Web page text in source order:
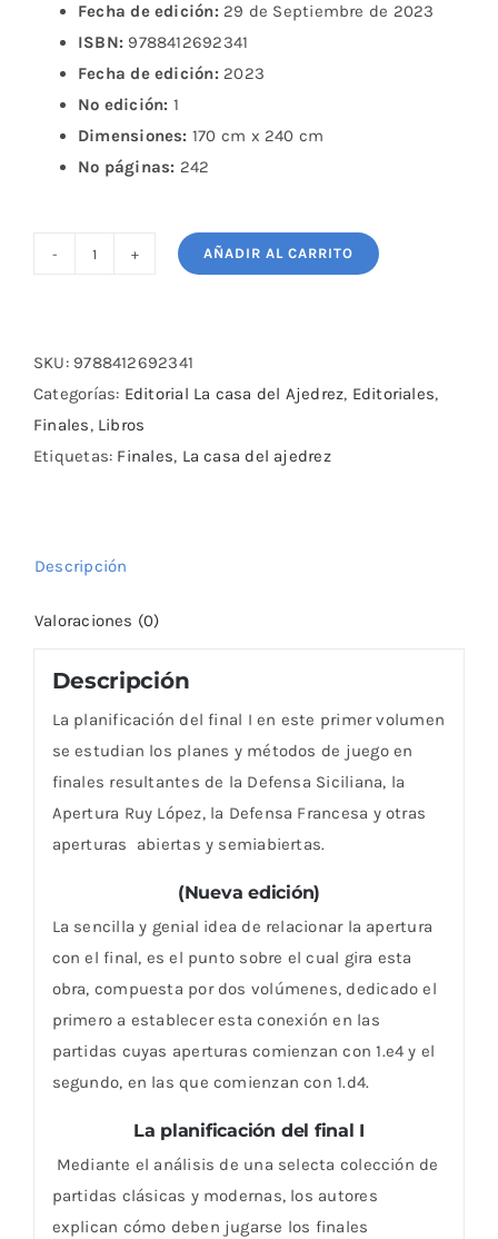
Fecha de edición: 29 de Septiembre de 2023
ISBN: 9788412692341
Fecha de edición: 2023
Nº edición: 1
Dimensiones: 170 cm x 240 cm
Nº páginas: 242
final
I
(Nueva
edición)
AÑADIR AL CARRITO
SKU: 9788412692341
Categorías: Editorial La casa del Ajedrez, Editoriales,
Finales, Libros
Etiquetas: Finales, La casa del ajedrez
Descripción
Valoraciones (0)
Descripción
La planificación del final I en este primer volumen
se estudian los planes y métodos de juego en
finales resultantes de la Defensa Siciliana, la
Apertura Ruy López, la Defensa Francesa y otras
aperturas abiertas y semiabiertas.
(Nueva edición)
La sencilla y genial idea de relacionar la apertura
con el final, es el punto sobre el cual gira esta
obra, compuesta por dos volúmenes, dedicado el
primero a establecer esta conexión en las
partidas cuyas aperturas comienzan con 1.e4 y el
segundo, en las que comienzan con 1.d4.
La planificación del final I
Mediante el análisis de una selecta colección de
partidas clásicas y modernas, los autores
explican cómo deben jugarse los finales